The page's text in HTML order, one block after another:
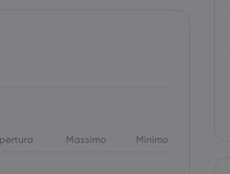
Massimo Minimo